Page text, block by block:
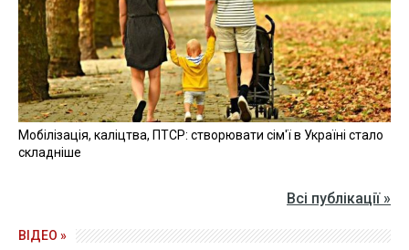
Мобілізація, каліцтва, ПТСР: створювати сім'ї в Україні стало
складніше
Всі публікації »
ВІДЕО »